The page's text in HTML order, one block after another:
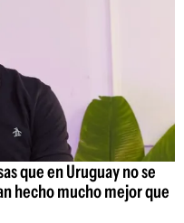
que en Uruguay no se
hecho mucho mejor que